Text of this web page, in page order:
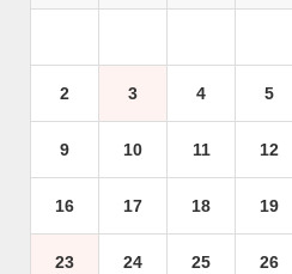
2 3 4 5
9 10 11 12
16 17 18 19
23 24 25 26